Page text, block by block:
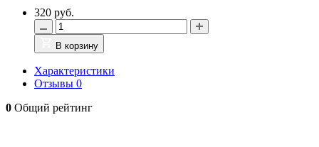
320 руб.
В корзину
Характеристики
Отзывы 0
0 Общий рейтинг